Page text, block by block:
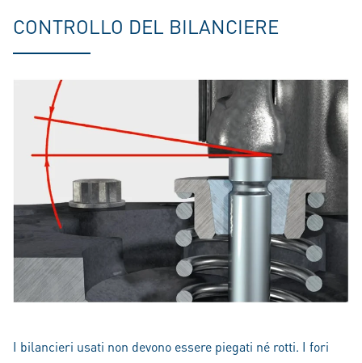
CONTROLLO DEL BILANCIERE
I bilancieri usati non devono essere piegati né rotti. I fori